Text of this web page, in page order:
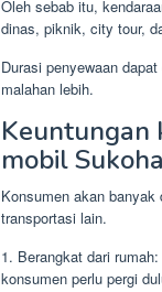
Oleh sebab itu,
dinas, piknik, city tour,
Durasi penyewaan
malahan lebih.
Keuntungan
mobil
Konsumen akan
transportasi lain.
1. Berangkat dari
konsumen perlu pergi